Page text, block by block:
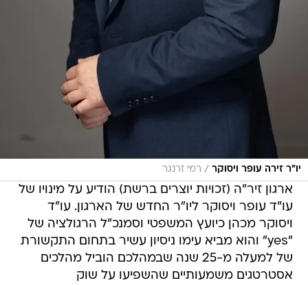
יו"ר זירה עופר ויסוקר / רמי זרנגר
ארגון זיר"ה (זכויות יוצרים ברשת) הודיע על מינויו של
עו"ד עופר ויסוקר ליו"ר החדש של הארגון. עו"ד
ויסוקר מכהן כיועץ המשפטי וסמנכ"ל הרגולציה של
"yes" והוא מביא עימו ניסיון עשיר בתחום התקשורת
של למעלה מ-25 שנה שבמהלכם הוביל מהלכים
אסטרטגים משמעותיים שהשפיעו על שוק